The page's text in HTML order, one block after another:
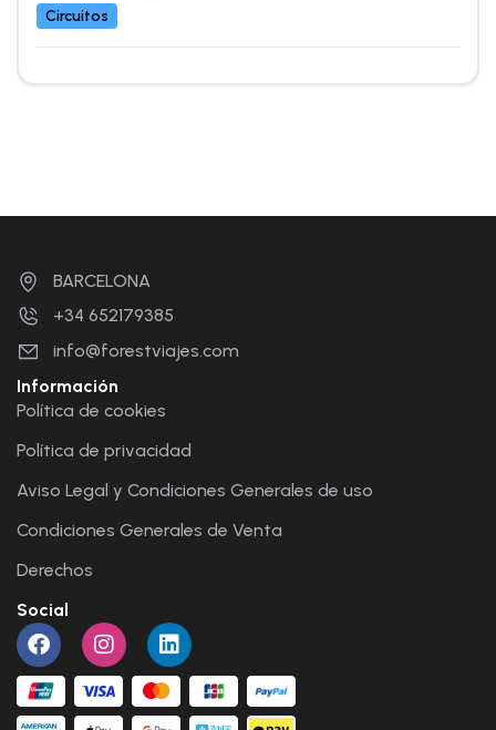
Circuitos
BARCELONA
+34 652179385
info@forestviajes.com
Información
Política de cookies
Política de privacidad
Aviso Legal y Condiciones Generales de uso
Condiciones Generales de Venta
Derechos
Social